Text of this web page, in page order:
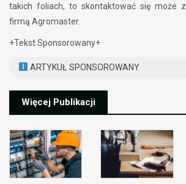
takich foliach, to skontaktować się może
firmą Agromaster.
+Tekst Sponsorowany+
ARTYKUŁ SPONSOROWANY
Więcej Publikacji